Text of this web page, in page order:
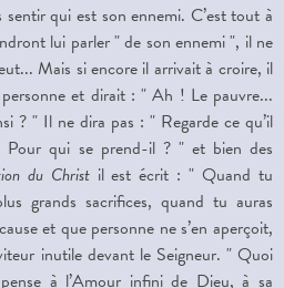
qui est son ennemi. C’est tout à
lui parler " de son ennemi ", il ne
Mais si encore il arrivait à croire, il
et dirait : " Ah ! Le pauvre...
? " Il ne dira pas : " Regarde ce qu’il
Pour qui se prend-il ? " et bien des
du Christil est écrit : " Quand tu
grands sacrifices, quand tu auras
et que personne ne s’en aperçoit,
inutile devant le Seigneur. " Quoi
à l’Amour infini de Dieu, à sa